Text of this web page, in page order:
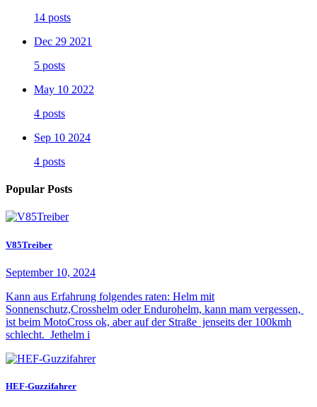
14 posts
Dec 29 2021
5 posts
May 10 2022
4 posts
Sep 10 2024
4 posts
Popular Posts
V85Treiber
September 10, 2024
Kann aus Erfahrung folgendes raten: Helm mit
Sonnenschutz,Crosshelm oder Endurohelm, kann mam vergessen,
ist beim MotoCross ok, aber auf der Straße jenseits der 100kmh
schlecht. Jethelm i
HEF-Guzzifahrer